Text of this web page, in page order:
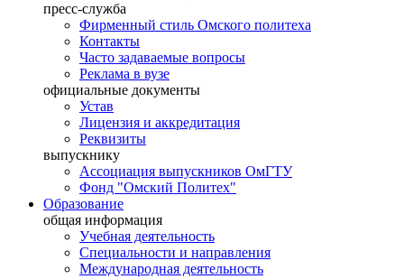
пресс-служба
Фирменный стиль Омского политеха
Контакты
Часто задаваемые вопросы
Реклама в вузе
официальные документы
Устав
Лицензия и аккредитация
Реквизиты
выпускнику
Ассоциация выпускников ОмГТУ
Фонд "Омский Политех"
Образование
общая информация
Учебная деятельность
Специальности и направления
Международная деятельность